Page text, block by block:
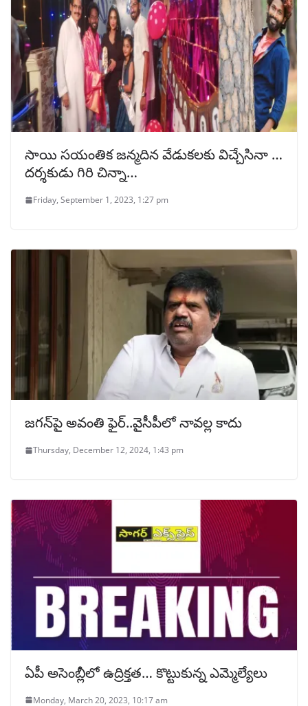
సాయి సయంతిక జన్మదిన వేడుకలకు విచ్చేసినా …
దర్శకుడు గిరి చిన్నా…
Friday, September 1, 2023, 1:27 pm
జగన్‌‌పై అవంతి ఫైర్..వైసీపీలో నావల్ల కాదు
Thursday, December 12, 2024, 1:43 pm
ఏపీ అసెంబ్లీలో ఉద్రిక్తత… కొట్టుకున్న ఎమ్మెల్యేలు
Monday, March 20, 2023, 10:17 am